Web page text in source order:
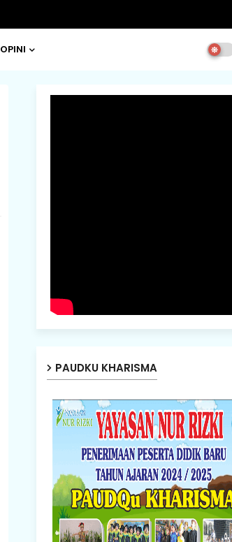
OPINI
PAUDKU KHARISMA